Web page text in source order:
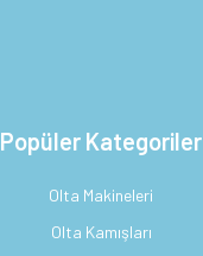
Popüler Kategoriler
Olta Makineleri
Olta Kamışları